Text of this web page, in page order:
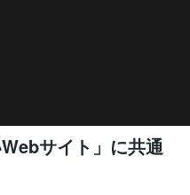
サイト」に共通